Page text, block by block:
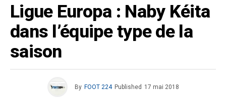
Ligue Europa : Naby Kéita
dans l’équipe type de la
saison
By FOOT 224 Published 17 mai 2018